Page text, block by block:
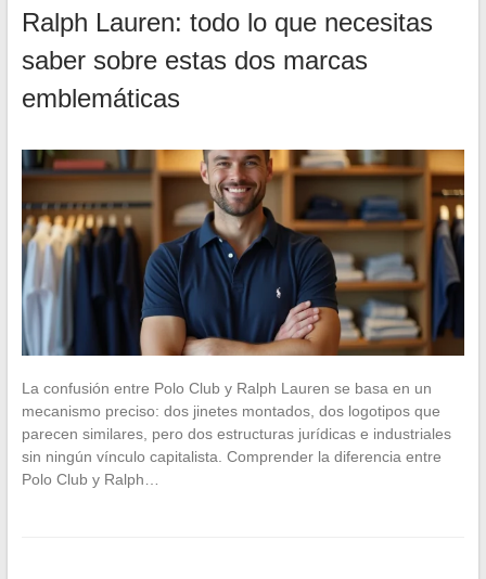
Ralph Lauren: todo lo que necesitas
saber sobre estas dos marcas
emblemáticas
La confusión entre Polo Club y Ralph Lauren se basa en un
mecanismo preciso: dos jinetes montados, dos logotipos que
parecen similares, pero dos estructuras jurídicas e industriales
sin ningún vínculo capitalista. Comprender la diferencia entre
Polo Club y Ralph…